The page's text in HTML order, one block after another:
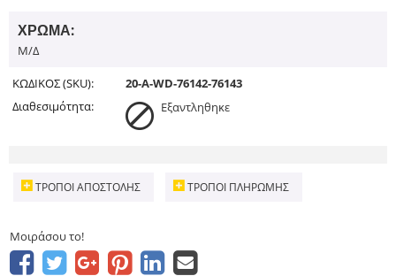
ΧΡΏΜΑ:
Μ/Δ
ΚΩΔΙΚΟΣ (SKU):
20-A-WD-76142-76143
Διαθεσιμότητα:
Εξαντληθηκε
ΤΡΌΠΟΙ ΑΠΟΣΤΟΛΉΣ ΤΡΌΠΟΙ ΠΛΗΡΩΜΉΣ
Μοιράσου το!